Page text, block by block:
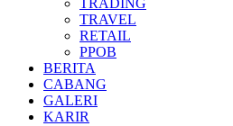
TRADING
TRAVEL
RETAIL
PPOB
BERITA
CABANG
GALERI
KARIR